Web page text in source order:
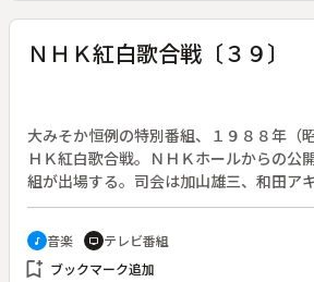
熱く語る。
ＮＨＫ紅白歌合戦〔３９〕
大みそか恒例の特別番組、１９８８年（
ＨＫ紅白歌合戦。ＮＨＫホールからの公
組が出場する。司会は加山雄三、和田ア
治、総合司会は杉浦圭子アナウンサー。
music_note 音楽 tv テレビ番組
bookmark_add ブックマーク追加